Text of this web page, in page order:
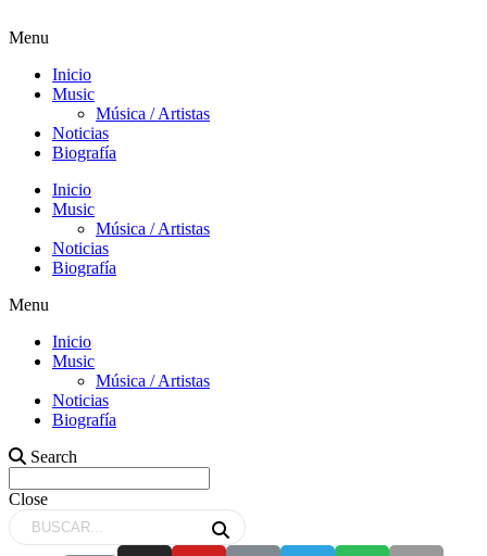
Menu
Inicio
Music
Música / Artistas
Noticias
Biografía
Inicio
Music
Música / Artistas
Noticias
Biografía
Menu
Inicio
Music
Música / Artistas
Noticias
Biografía
Search
Close